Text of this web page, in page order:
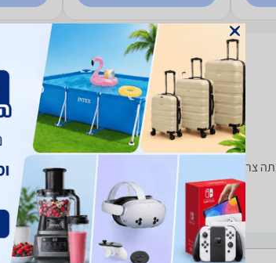
צריך? רק בזאפ תמצא מאות ביקורות על דלתות